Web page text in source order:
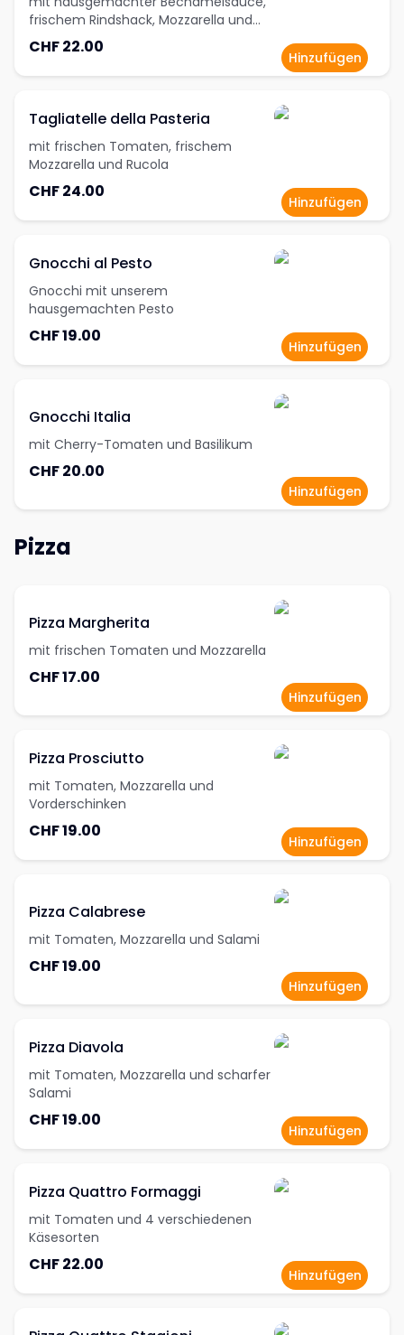
frischem Rindshack, Mozzarella und
Parmesan
CHF 22.00
Hinzufügen
Tagliatelle della Pasteria
mit frischen Tomaten, frischem
Mozzarella und Rucola
CHF 24.00
Hinzufügen
Gnocchi al Pesto
Gnocchi mit unserem
hausgemachten Pesto
CHF 19.00
Hinzufügen
Gnocchi Italia
mit Cherry-Tomaten und Basilikum
CHF 20.00
Hinzufügen
Pizza
Pizza Margherita
mit frischen Tomaten und Mozzarella
CHF 17.00
Hinzufügen
Pizza Prosciutto
mit Tomaten, Mozzarella und
Vorderschinken
CHF 19.00
Hinzufügen
Pizza Calabrese
mit Tomaten, Mozzarella und Salami
CHF 19.00
Hinzufügen
Pizza Diavola
mit Tomaten, Mozzarella und scharfer
Salami
CHF 19.00
Hinzufügen
Pizza Quattro Formaggi
mit Tomaten und 4 verschiedenen
Käsesorten
CHF 22.00
Hinzufügen